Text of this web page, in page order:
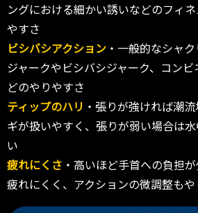
ングにおける細かい誘いなどのフィ
やすさ
ビシバシアクション ・一般的なシャ
ジャークやビシバシジャーク、コン
どのやりやすさ
ティップのハリ ・張りが強ければ潮
ギが扱いやすく、張りが弱い場合は
い
疲れにくさ ・高いほど手首への負担
疲れにくく、アクションの微調整も